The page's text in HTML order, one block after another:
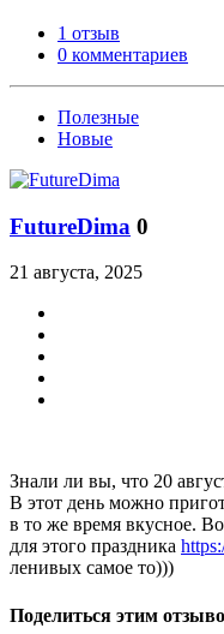
1 отзыв
0 комментариев
Полезные
Новые
FutureDima 0
21 августа, 2025
Знали ли вы, что 20
В этот день можно
в то же время вкусное.
для этого праздника
ленивых самое то)))
Поделиться этим